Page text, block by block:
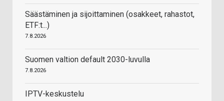
Säästäminen ja sijoittaminen (osakkeet, rahastot,
ETF:t...)
7.8.2026
Suomen valtion default 2030-luvulla
7.8.2026
IPTV-keskustelu